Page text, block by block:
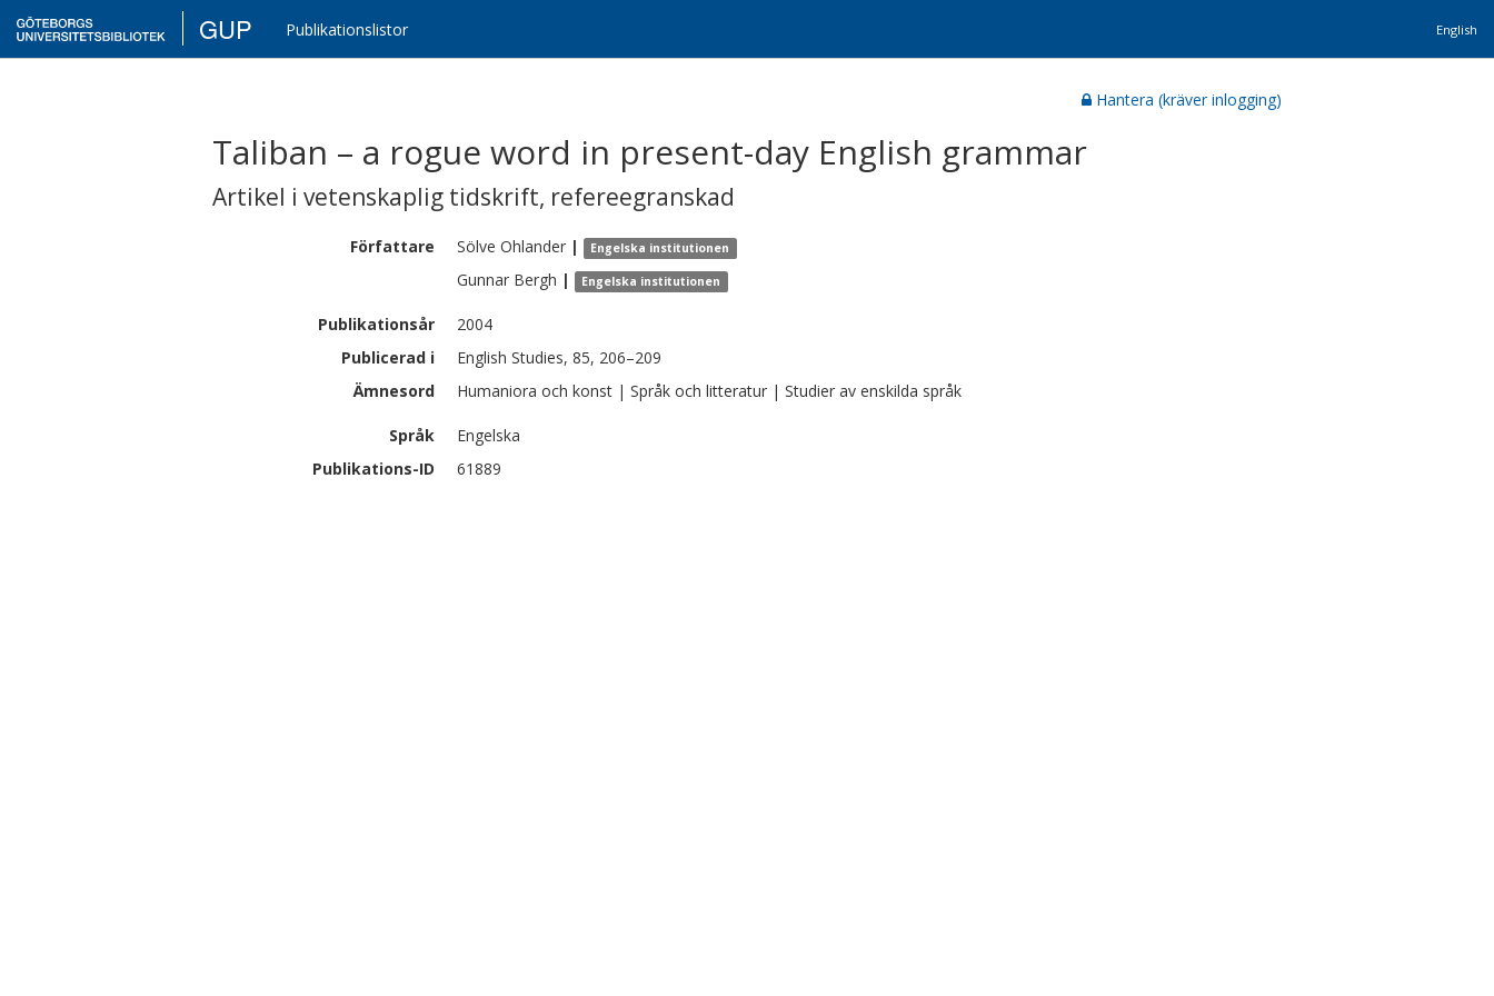
GUP Publikationslistor English
Hantera (kräver inlogging)
Taliban – a rogue word in present-day English grammar
Artikel i vetenskaplig tidskrift, refereegranskad
Författare Sölve Ohlander | Engelska institutionen
Gunnar Bergh | Engelska institutionen
Publikationsår
2004
Publicerad i
English Studies, 85, 206–209
Ämnesord
Humaniora och konst | Språk och litteratur | Studier av enskilda språk
Språk
Engelska
Publikations-ID
61889